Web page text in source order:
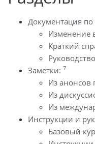
Документация по
Изменение
Краткий
Заметки: 7
Из анонсов
Из
Из
Инструкции и
Базовый